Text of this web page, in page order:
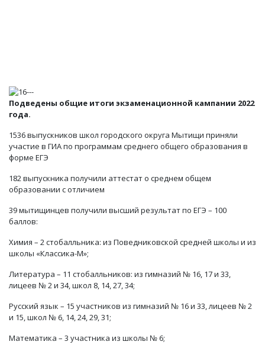
Подведены общие итоги экзаменационной кампании 2022
года.
1536 выпускников школ городского округа Мытищи приняли
участие в ГИА по программам среднего общего образования в
форме ЕГЭ
182 выпускника получили аттестат о среднем общем
образовании с отличием
39 мытищинцев получили высший результат по ЕГЭ – 100
баллов:
Химия – 2 стобалльника: из Поведниковской средней школы и из
школы «Классика-М»;
Литература – 11 стобалльников: из гимназий № 16, 17 и 33,
лицеев № 2 и 34, школ 8, 14, 27, 34;
Русский язык – 15 участников из гимназий № 16 и 33, лицеев № 2
и 15, школ № 6, 14, 24, 29, 31;
Математика – 3 участника из школы № 6;